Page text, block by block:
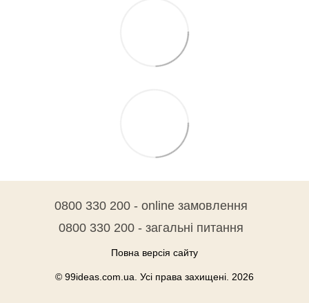
0800 330 200 - online замовлення
0800 330 200 - загальні питання
Повна версія сайту
© 99ideas.com.ua. Усі права захищені. 2026